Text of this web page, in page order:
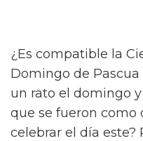
¿Es compatible la
Domingo de
un rato el domingo
que se fueron como
celebrar el día este?